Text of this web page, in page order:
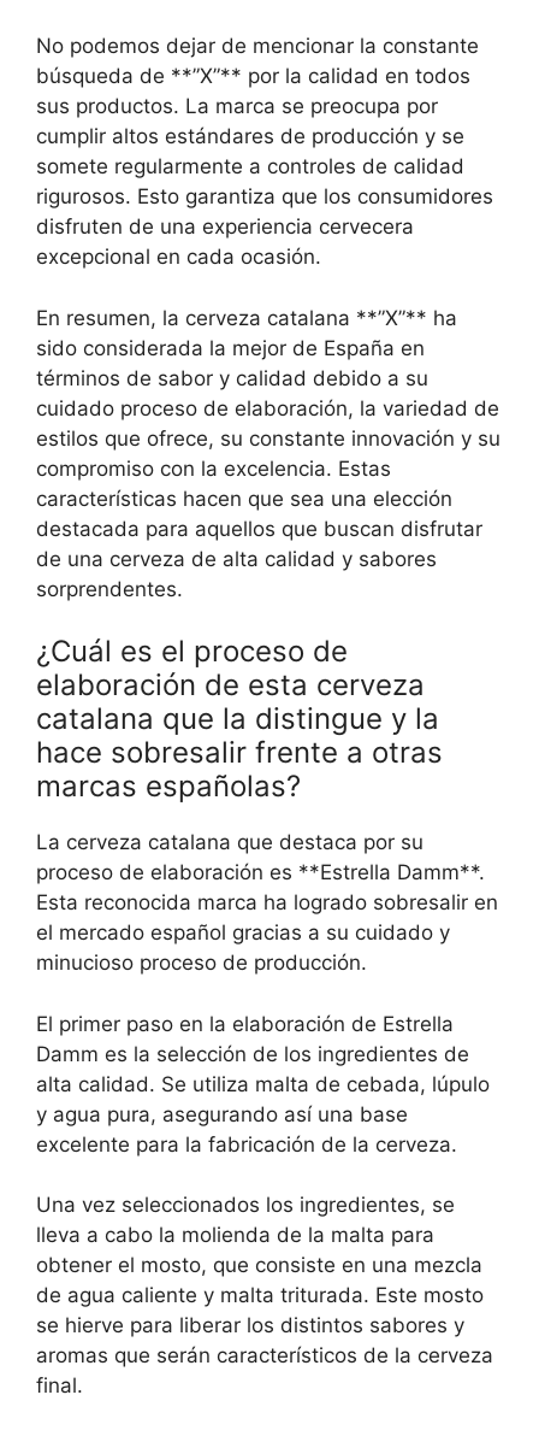
No podemos dejar de mencionar la constante
búsqueda de **”X”** por la calidad en todos
sus productos. La marca se preocupa por
cumplir altos estándares de producción y se
somete regularmente a controles de calidad
rigurosos. Esto garantiza que los consumidores
disfruten de una experiencia cervecera
excepcional en cada ocasión.
En resumen, la cerveza catalana **”X”** ha
sido considerada la mejor de España en
términos de sabor y calidad debido a su
cuidado proceso de elaboración, la variedad de
estilos que ofrece, su constante innovación y su
compromiso con la excelencia. Estas
características hacen que sea una elección
destacada para aquellos que buscan disfrutar
de una cerveza de alta calidad y sabores
sorprendentes.
¿Cuál es el proceso de
elaboración de esta cerveza
catalana que la distingue y la
hace sobresalir frente a otras
marcas españolas?
La cerveza catalana que destaca por su
proceso de elaboración es **Estrella Damm**.
Esta reconocida marca ha logrado sobresalir en
el mercado español gracias a su cuidado y
minucioso proceso de producción.
El primer paso en la elaboración de Estrella
Damm es la selección de los ingredientes de
alta calidad. Se utiliza malta de cebada, lúpulo
y agua pura, asegurando así una base
excelente para la fabricación de la cerveza.
Una vez seleccionados los ingredientes, se
lleva a cabo la molienda de la malta para
obtener el mosto, que consiste en una mezcla
de agua caliente y malta triturada. Este mosto
se hierve para liberar los distintos sabores y
aromas que serán característicos de la cerveza
final.